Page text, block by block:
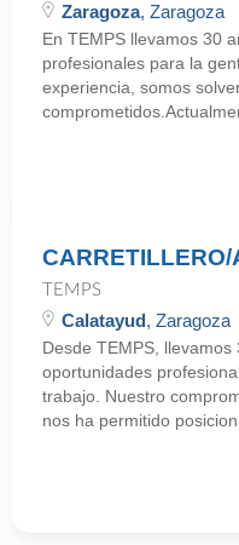
Zaragoza, Zaragoza
En TEMPS llevamos 30
profesionales para la
experiencia, somos
CARRETILLERO/
TEMPS
Calatayud, Zaragoza
Desde TEMPS,
oportunidades
trabajo. Nuestro
nos ha permitido